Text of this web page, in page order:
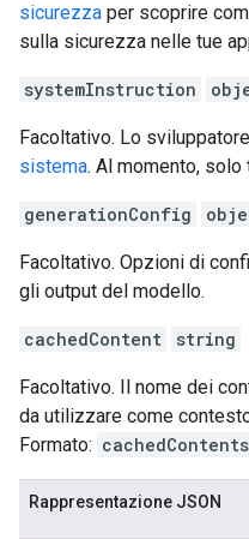
sicurezza per scoprire
sulla sicurezza nelle tue
systemInstruction
Facoltativo. Lo
sistema. Al momento, solo
generationConfig
Facoltativo. Opzioni di
gli output del modello.
cachedContent string
Facoltativo. Il nome dei
da utilizzare come
Formato:
Rappresentazione JSON